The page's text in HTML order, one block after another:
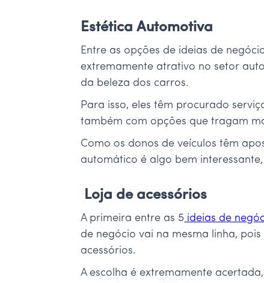
Estética Automotiva
Entre as opções de ideias de
extremamente atrativo no setor
da beleza dos carros.
Para isso, eles têm procurado
também com opções que tragam
Como os donos de veículos têm
automático é algo bem
Loja de acessórios
A primeira entre as 5 ideias de
de negócio vai na mesma linha,
acessórios.
A escolha é extremamente